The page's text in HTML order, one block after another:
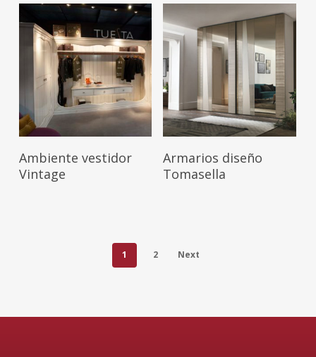
Leer Más
Ambiente vestidor
Vintage
Leer Más
Armarios diseño
Tomasella
1 2 Next